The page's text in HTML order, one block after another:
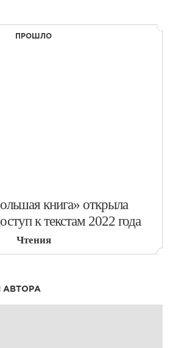
ПРОШЛО
книга» открыла
к текстам 2022 года
Чтения
АВТОРА